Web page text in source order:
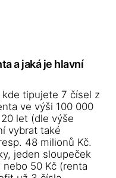
a jaká je hlavní
tipujete 7 čísel z
ve výši 100 000
let (dle výše
vybrat také
48 milionů Kč.
jeden sloupeček
50 Kč (renta